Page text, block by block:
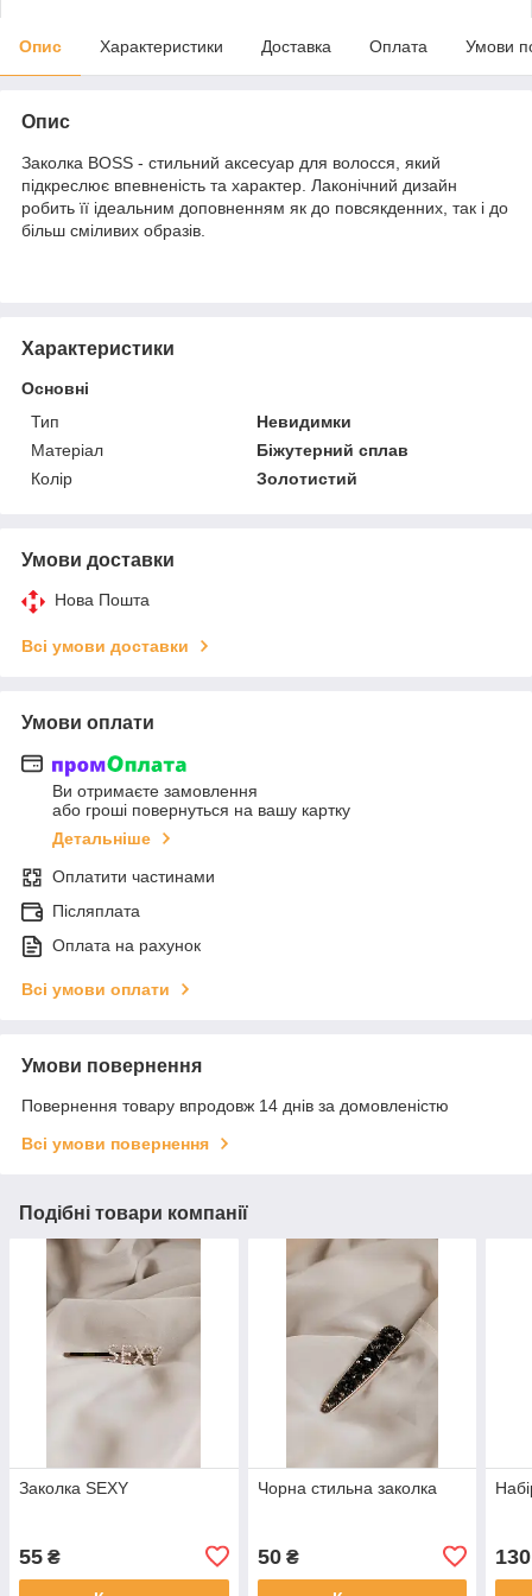
Опис Характеристики Доставка Оплата Умови
Опис
Заколка BOSS - стильний аксесуар для волосся, який
підкреслює впевненість та характер. Лаконічний дизайн
робить її ідеальним доповненням як до повсякденних, так і до
більш сміливих образів.
Характеристики
Основні
Тип
Невидимки
Матеріал
Біжутерний сплав
Колір
Золотистий
Умови доставки
Нова Пошта
Всі умови доставки
Умови оплати
Ви отримаєте замовлення
або гроші повернуться на вашу картку
Детальніше
Оплатити частинами
Післяплата
Оплата на рахунок
Всі умови оплати
Умови повернення
Повернення товару впродовж 14 днів за домовленістю
Всі умови повернення
Подібні товари компанії
Заколка SEXY
55 ₴
Чорна стильна заколка
50₴ 130